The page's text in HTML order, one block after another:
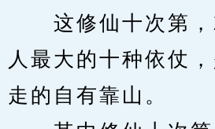
这修仙十次第，
人最大的十种依仗
走的自有靠山。